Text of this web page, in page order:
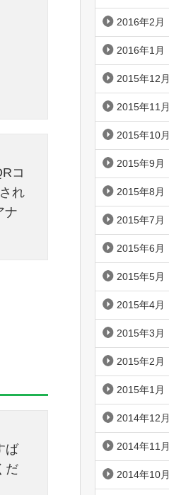
コ
れ
ナ
ば
だ
2016年2月
2016年1月
2015年12月
2015年11月
2015年10月
2015年9月
2015年8月
2015年7月
2015年6月
2015年5月
2015年4月
2015年3月
2015年2月
2015年1月
2014年12月
2014年11月
2014年10月